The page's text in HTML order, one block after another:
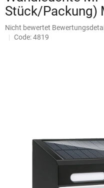
Stück/Packung)
Die
durchschnittliche
Nicht bewertet
Code: 4819